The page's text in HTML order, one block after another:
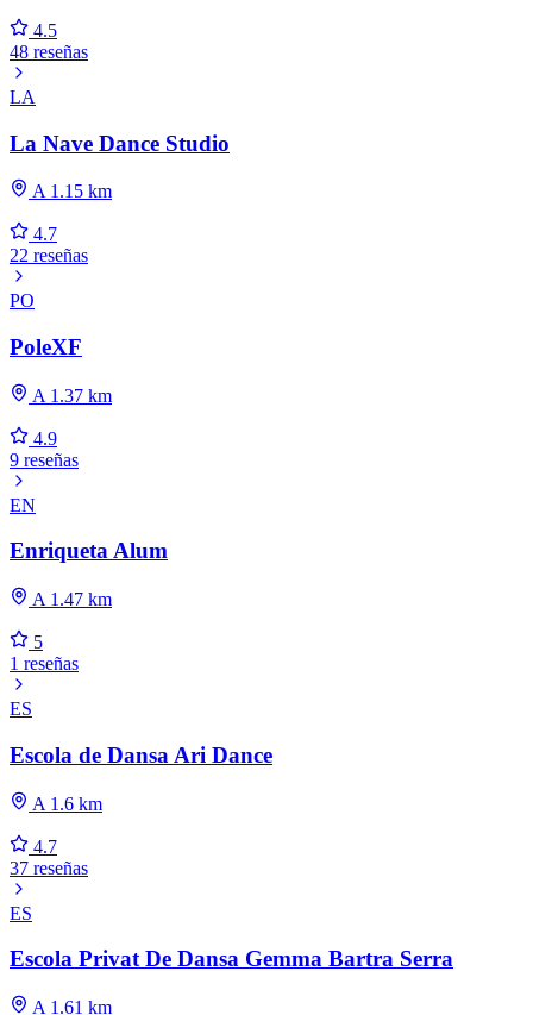
4.5
48 reseñas
LA
La Nave Dance Studio
A 1.15 km
4.7
22 reseñas
PO
PoleXF
A 1.37 km
4.9
9 reseñas
EN
Enriqueta Alum
A 1.47 km
5
1 reseñas
ES
Escola de Dansa Ari Dance
A 1.6 km
4.7
37 reseñas
ES
Escola Privat De Dansa Gemma Bartra Serra
A 1.61 km